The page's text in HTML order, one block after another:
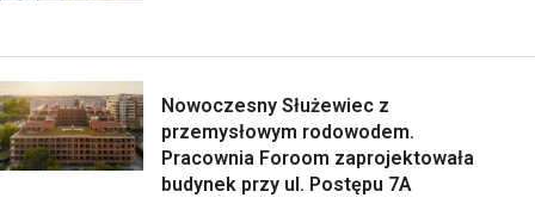
Nowoczesny Służewiec z
przemysłowym rodowodem.
Pracownia Foroom zaprojektowała
budynek przy ul. Postępu 7A